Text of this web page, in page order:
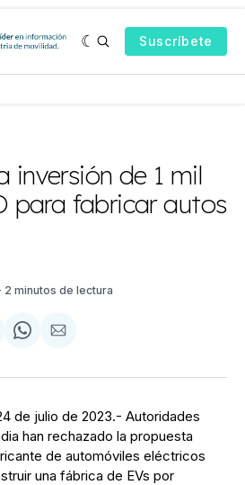
Suscríbete
inversión de 1 mil
para fabricar autos
2 minutos de lectura
Share
WhatsApp
Compartir
Email
de julio de 2023.- Autoridades
han rechazado la propuesta
de automóviles eléctricos
una fábrica de EVs por